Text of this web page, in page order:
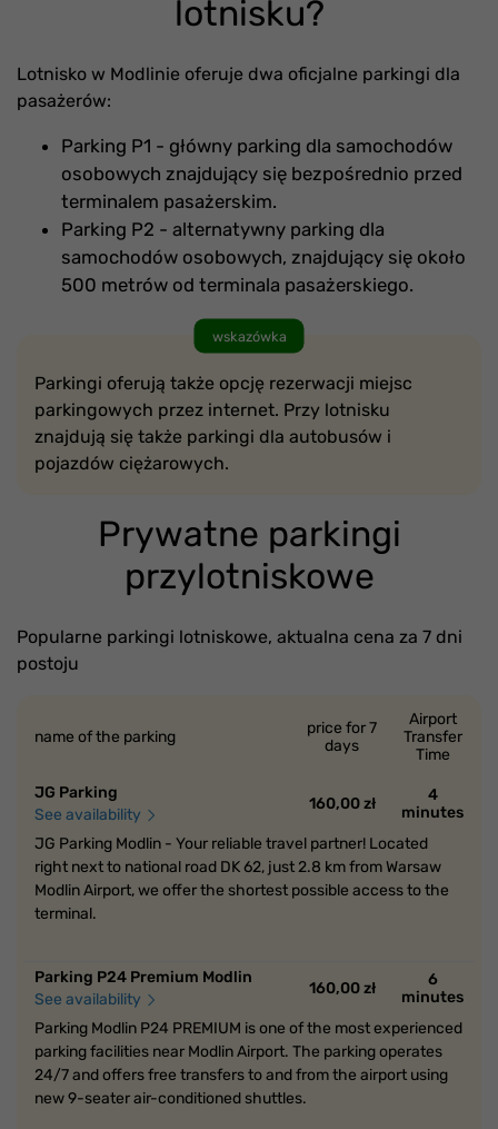
lotnisku?
Lotnisko w Modlinie oferuje dwa oficjalne parkingi dla
pasażerów:
Parking P1 - główny parking dla samochodów
osobowych znajdujący się bezpośrednio przed
terminalem pasażerskim.
Parking P2 - alternatywny parking dla
samochodów osobowych, znajdujący się około
500 metrów od terminala pasażerskiego.
wskazówka
Parkingi oferują także opcję rezerwacji miejsc
parkingowych przez internet. Przy lotnisku
znajdują się także parkingi dla autobusów i
pojazdów ciężarowych.
Prywatne parkingi
przylotniskowe
Popularne parkingi lotniskowe, aktualna cena za 7 dni
postoju
name of the parking
price for 7
days
Airport
Transfer
Time
JG Parking
See availability
160,00 zł
4
minutes
JG Parking Modlin - Your reliable travel partner! Located
right next to national road DK 62, just 2.8 km from Warsaw
Modlin Airport, we offer the shortest possible access to the
terminal.
Parking P24 Premium Modlin
See availability
160,00 zł
6
minutes
Parking Modlin P24 PREMIUM is one of the most experienced
parking facilities near Modlin Airport. The parking operates
24/7 and offers free transfers to and from the airport using
new 9-seater air-conditioned shuttles.